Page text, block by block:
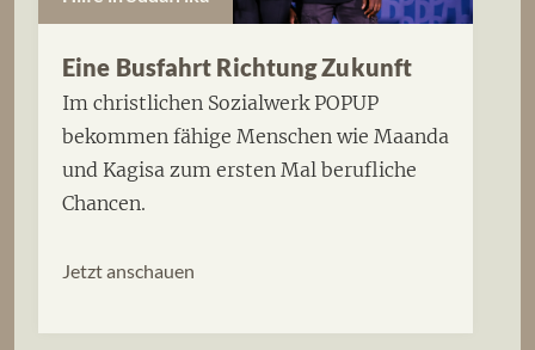
Eine Busfahrt Richtung Zukunft
Im christlichen Sozialwerk POPUP
bekommen fähige Menschen wie Maanda
und Kagisa zum ersten Mal berufliche
Chancen.
Jetzt anschauen